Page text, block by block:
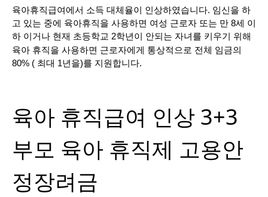
육아휴직급여에서 소득 대체율이 인상하였습니다. 임신을 하
고 있는 중에 육아휴직을 사용하면 여성 근로자 또는 만 8세 이
하 이거나 현재 초등학교 2학년이 안되는 자녀를 키우기 위해
육아 휴직을 사용하면 근로자에게 통상적으로 전체 임금의
80% ( 최대 1년을)를 지원합니다.
육아 휴직급여 인상 3+3
부모 육아 휴직제 고용안
정장려금